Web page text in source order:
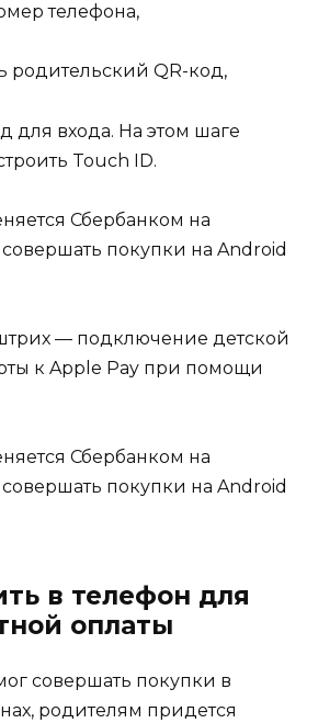
телефона,
родительский QR-код,
для входа. На этом шаге
Touch ID.
— подключение детской
к Apple Pay при помощи
в телефон для
оплаты
совершать покупки в
родителям придется